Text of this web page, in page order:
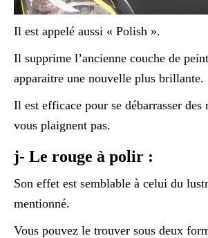
Il est appelé aussi « Polish ».
Il supprime l’ancienne couche de
apparaitre une nouvelle plus brillante.
Il est efficace pour se débarrasser des
vous plaignent pas.
j- Le rouge à polir :
Son effet est semblable à celui du
mentionné.
Vous pouvez le trouver sous deux